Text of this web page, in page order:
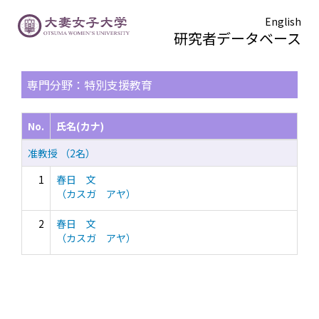
English
研究者データベース
専門分野：特別支援教育
No.
氏名(カナ)
准教授 （2名）
1
春日 文
（カスガ アヤ）
2
春日 文
（カスガ アヤ）